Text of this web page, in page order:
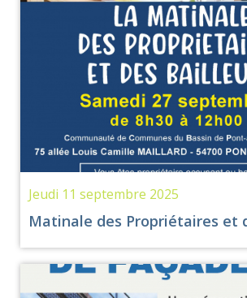
Jeudi 11 septembre 2025
Matinale des Propriétaires et